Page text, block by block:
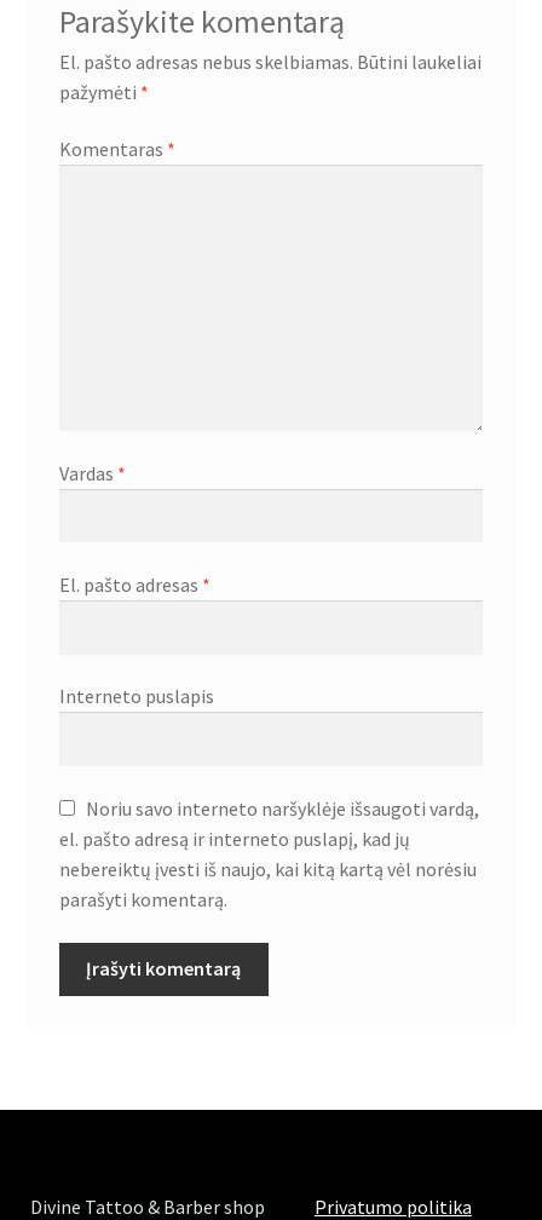
Parašykite komentarą
El. pašto adresas nebus skelbiamas. Būtini laukeliai
pažymėti *
Komentaras *
Vardas *
El. pašto adresas *
Interneto puslapis
Noriu savo interneto naršyklėje išsaugoti vardą,
el. pašto adresą ir interneto puslapį, kad jų
nebereiktų įvesti iš naujo, kai kitą kartą vėl norėsiu
parašyti komentarą.
Divine Tattoo & Barber shop Privatumo politika